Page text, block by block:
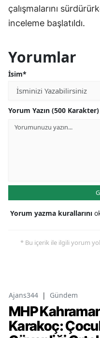
çalışmalarını
inceleme başlatıldı.
Yorumlar
İsim*
Yorum Yazın (500 Karakter)
Yorum yazma kurallarını
* Bu içerik ile ilgili yorum
Ajans344 | Gündem
MHP
Karakoç: